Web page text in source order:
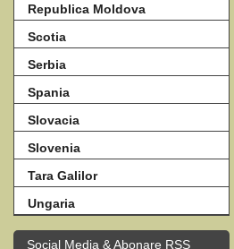
Republica Moldova
Scotia
Serbia
Spania
Slovacia
Slovenia
Tara Galilor
Ungaria
Social Media & Abonare RSS